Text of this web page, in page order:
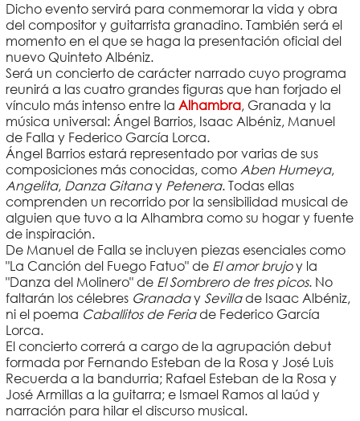
Dicho evento servirá para conmemorar la vida y obra
del compositor y guitarrista granadino. También será el
momento en el que se haga la presentación oficial del
nuevo Quinteto Albéniz.
Será un concierto de carácter narrado cuyo programa
reunirá a las cuatro grandes figuras que han forjado el
vínculo más intenso entre la Alhambra, Granada y la
música universal: Ángel Barrios, Isaac Albéniz, Manuel
de Falla y Federico García Lorca.
Ángel Barrios estará representado por varias de sus
composiciones más conocidas, como Aben Humeya,
Angelita, Danza Gitanay Petenera. Todas ellas
comprenden un recorrido por la sensibilidad musical de
alguien que tuvo a la Alhambra como su hogar y fuente
de inspiración.
De Manuel de Falla se incluyen piezas esenciales como
"La Canción del Fuego Fatuo" de El amor brujoy la
"Danza del Molinero" de El Sombrero de tres picos. No
faltarán los célebresGranadaySevillade Isaac Albéniz,
ni el poema Caballitos de Feriade Federico García
Lorca.
El concierto correrá a cargo de la agrupación debut
formada por Fernando Esteban de la Rosa y José Luis
Recuerda a la bandurria; Rafael Esteban de la Rosa y
José Armillas a la guitarra; e Ismael Ramos al laúd y
narración para hilar el discurso musical.